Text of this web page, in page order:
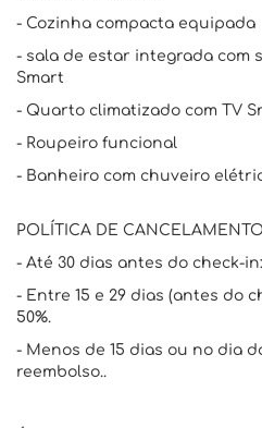
- Cozinha compacta equipada
- sala de estar integrada com
Smart
- Quarto climatizado com TV
- Roupeiro funcional
- Banheiro com chuveiro
POLÍTICA DE
- Até 30 dias antes do check-
- Entre 15 e 29 dias (antes do
50%.
- Menos de 15 dias ou no dia
reembolso..